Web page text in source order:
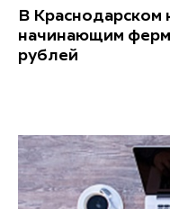
В Краснодарском
начинающим
рублей